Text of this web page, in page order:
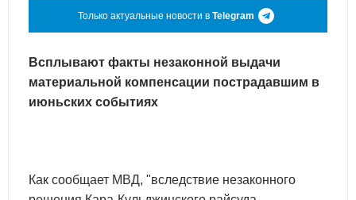
Только актуальные новости в Telegram
Всплывают факты незаконной выдачи
материальной компенсации пострадавшим в
июньских событиях
Как сообщает МВД, "вследствие незаконного